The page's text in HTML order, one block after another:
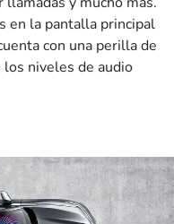
en la pantalla principal
con una perilla de
niveles de audio